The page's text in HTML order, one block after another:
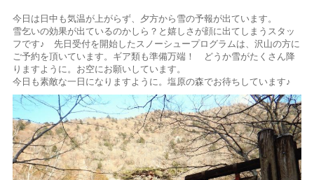
今日は日中も気温が上がらず、夕方から雪の予報が出ています。
雪乞いの効果が出ているのかしら？と嬉しさが顔に出てしまうスタッ
フです♪ 先日受付を開始したスノーシュープログラムは、沢山の方に
ご予約を頂いています。ギア類も準備万端！ どうか雪がたくさん降
りますように。お空にお願いしています。
今日も素敵な一日になりますように。塩原の森でお待ちしています♪